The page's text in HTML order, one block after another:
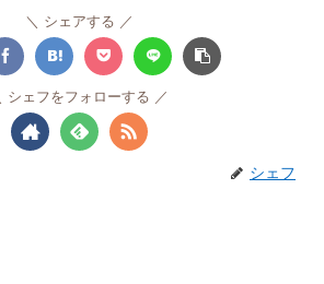
シェアする
シェフをフォローする
シェフ